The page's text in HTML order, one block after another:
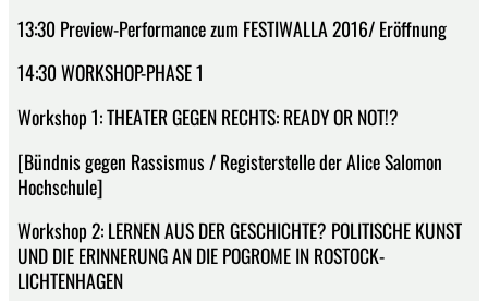
13:30 Preview-Performance zum FESTIWALLA 2016/ Eröffnung
14:30 WORKSHOP-PHASE 1
Workshop 1: THEATER GEGEN RECHTS: READY OR NOT!?
[Bündnis gegen Rassismus / Registerstelle der Alice Salomon
Hochschule]
Workshop 2: LERNEN AUS DER GESCHICHTE? POLITISCHE KUNST
UND DIE ERINNERUNG AN DIE POGROME IN ROSTOCK-
LICHTENHAGEN